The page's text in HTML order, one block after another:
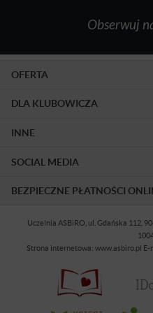
Obserwuj
OFERTA
DLA KLUBOWICZA
INNE
SOCIAL MEDIA
BEZPIECZNE PŁATNOŚCI
Uczelnia ASBiRO, ul. Gdańska 112,
Strona internetowa: www.asbiro.pl E-